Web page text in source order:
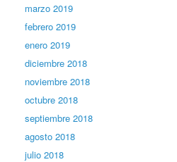
marzo 2019
febrero 2019
enero 2019
diciembre 2018
noviembre 2018
octubre 2018
septiembre 2018
agosto 2018
julio 2018